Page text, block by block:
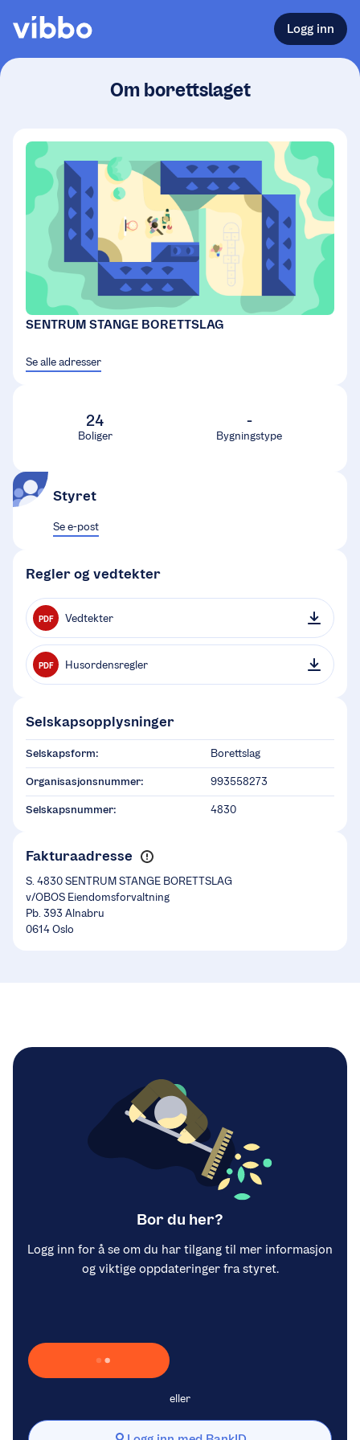
Logg inn
Om borettslaget
SENTRUM STANGE BORETTSLAG
Se alle adresser
24
Boliger
-
Bygningstype
Styret
Se e-post
Regler og vedtekter
PDF Vedtekter
PDF Husordensregler
Selskapsopplysninger
Selskapsform: Borettslag
Organisasjonsnummer: 993558273
Selskapsnummer: 4830
Fakturaadresse
S. 4830 SENTRUM STANGE BORETTSLAG
v/OBOS Eiendomsforvaltning
Pb. 393 Alnabru
0614 Oslo
Bor du her?
Logg inn for å se om du har tilgang til mer informasjon
og viktige oppdateringer fra styret.
Laster inn Vipps …
eller